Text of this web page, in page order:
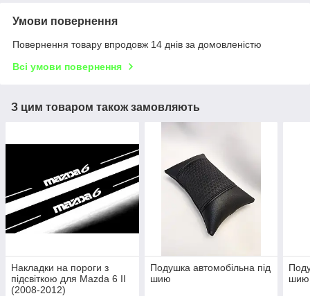
Умови повернення
Повернення товару впродовж 14 днів за домовленістю
Всі умови повернення
З цим товаром також замовляють
Накладки на пороги з
підсвіткою для Mazda 6 II
(2008-2012)
Подушка автомобільна під
шию
шию